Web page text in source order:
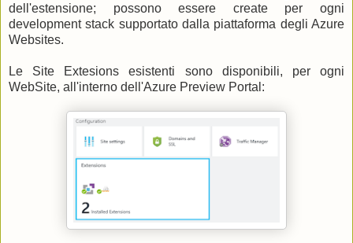
dell'estensione; possono essere create per ogni
development stack supportato dalla piattaforma degli Azure
Websites.
Le Site Extesions esistenti sono disponibili, per ogni
WebSite, all'interno dell'Azure Preview Portal: